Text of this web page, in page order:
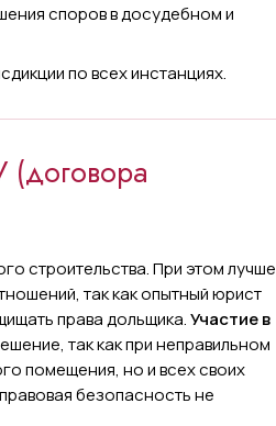
споров в досудебном и
по всех инстанциях.
строительства. При этом лучше
так как опытный юрист
права дольщика.Участие в
так как при неправильном
помещения, но и всех своих
безопасность не